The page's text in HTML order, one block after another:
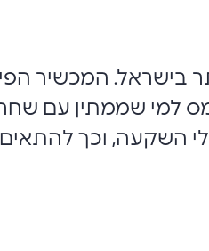
בישראל. המכשיר
למי שממתין עם
השקעה, וכך